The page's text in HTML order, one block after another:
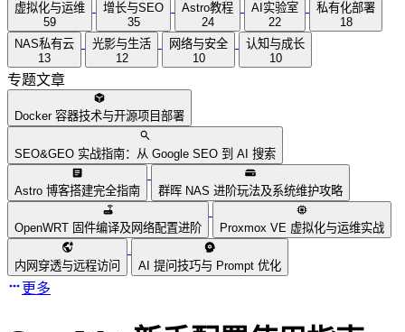
虚拟化与运维
59
增长与SEO
35
Astro教程
24
AI实验室
22
私有化部署
18
NAS私有云
13
光影与生活
12
网络与安全
10
认知与成长
10
专题文章
Docker 容器技术与开源项目部署
SEO&GEO 实战指南：从 Google SEO 到 AI 搜索
Astro 博客搭建完全指南 群晖 NAS 进阶玩法及系统维护攻略
OpenWRT 固件编译及网络配置进阶 Proxmox VE 虚拟化与运维实战
内网穿透与远程访问 AI 提问技巧与 Prompt 优化
更多